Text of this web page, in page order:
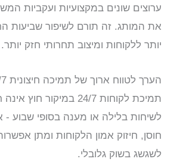
ערוצים שונים במקצועיות ועקביות
את המותג. זה תורם לשיפור שביעות
יותר ללקוחות ומיצוב תחרותי חזק יותר.
הערך לטווח ארוך של תמיכה חיצונית 24/7
תמיכת לקוחות 24/7 במיקור
לשיחות בלילה או מענה בסופי שבוע -
חוסן, חיזוק אמון הלקוחות ומתן
לשגשג בשוק גלובלי.